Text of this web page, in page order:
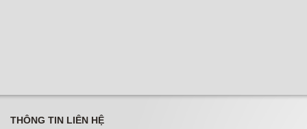
THÔNG TIN LIÊN HỆ